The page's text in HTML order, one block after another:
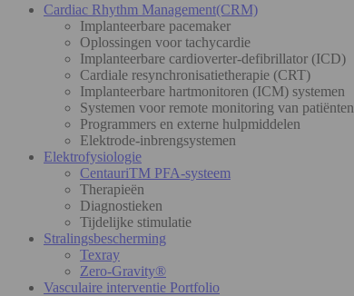
Cardiac Rhythm Management(CRM)
Implanteerbare pacemaker
Oplossingen voor tachycardie
Implanteerbare cardioverter-defibrillator (ICD)
Cardiale resynchronisatietherapie (CRT)
Implanteerbare hartmonitoren (ICM) systemen
Systemen voor remote monitoring van patiënten
Programmers en externe hulpmiddelen
Elektrode-inbrengsystemen
Elektrofysiologie
CentauriTM PFA-systeem
Therapieën
Diagnostieken
Tijdelijke stimulatie
Stralingsbescherming
Texray
Zero-Gravity®
Vasculaire interventie Portfolio